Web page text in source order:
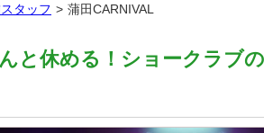
タッフ 蒲田CARNIVAL
と休める！ショークラブ